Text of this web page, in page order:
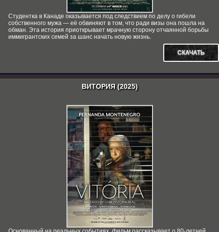
Студентка в Канаде оказывается под следствием по делу о гибели
собственного мужа — её обвиняют в том, что ради визы она пошла на
обман. Эта история приоткрывает мрачную сторону отчаянной борьбы
иммигрантских семей за шанс начать новую жизнь.
СКАЧАТЬ
ВИТОРИЯ (2025)